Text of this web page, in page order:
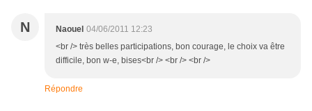
N Naouel 04/06/2011 12:23
<br /> très belles participations, bon courage, le choix va être
difficile, bon w-e, bises<br /> <br /> <br />
Répondre